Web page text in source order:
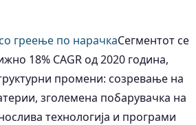
греење по нарачкаСегментот се
18% CAGR од 2020 година,
промени: созревање на
зголемена побарувачка на
технологија и програми